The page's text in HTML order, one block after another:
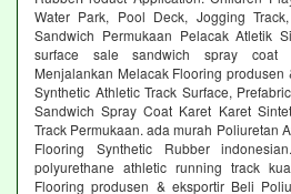
Water Park, Pool Deck, Jogging
Sandwich Permukaan Pelacak Atletik
surface sale sandwich spray coat
Menjalankan Melacak Flooring
Synthetic Athletic Track Surface,
Sandwich Spray Coat Karet Karet
Track Permukaan. ada murah Poliuretan
Flooring Synthetic Rubber
polyurethane athletic running track
Flooring produsen & eksportir Beli